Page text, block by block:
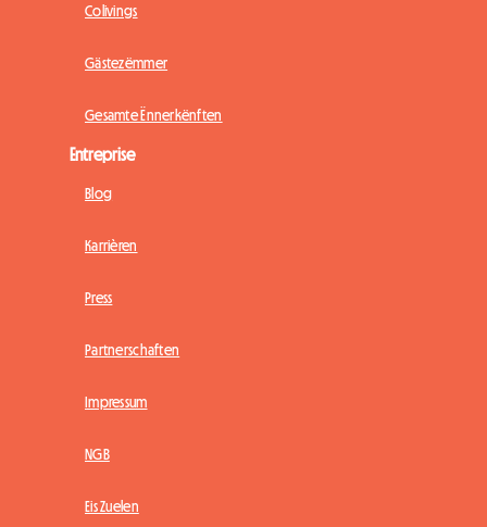
Colivings
Gästezëmmer
Gesamte Ënnerkënften
Entreprise
Blog
Karrièren
Press
Partnerschaften
Impressum
NGB
Eis Zuelen